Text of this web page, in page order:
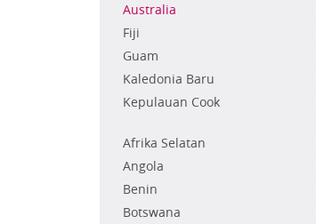
Australia
Fiji
Guam
Kaledonia Baru
Kepulauan Cook
Afrika Selatan
Angola
Benin
Botswana